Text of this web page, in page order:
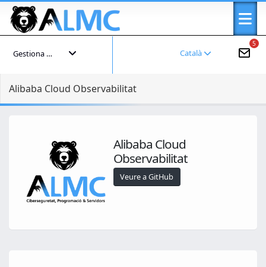
5
Català
Gestiona el teu compte
Alibaba Cloud Observabilitat
Alibaba Cloud
Observabilitat
Veure a GitHub